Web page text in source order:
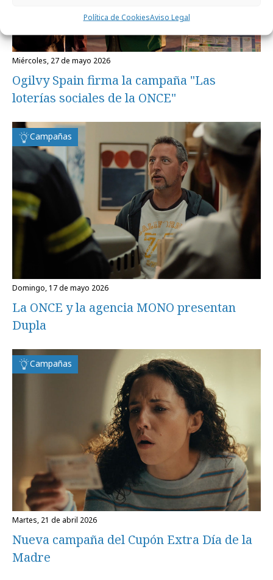
Política de CookiesAviso Legal
miércoles, 27 de mayo 2026
Ogilvy Spain firma la campaña "Las
loterías sociales de la ONCE"
Campañas
domingo, 17 de mayo 2026
La ONCE y la agencia MONO presentan
Dupla
Campañas
martes, 21 de abril 2026
Nueva campaña del Cupón Extra Día de la
Madre